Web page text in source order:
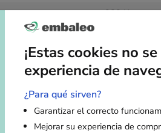
323 Kg
Artículos
¡Estas cookies no
experiencia de
¿Para qué sirven?
Garantizar el correcto
Mejorar su experiencia de